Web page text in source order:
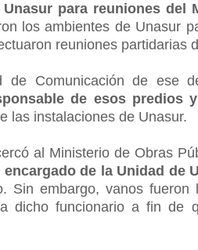
para reuniones del
los ambientes de Unasur
reuniones partidarias
de Comunicación de ese
de esos predios
las instalaciones de Unasur.
al Ministerio de Obras
de la Unidad de
Sin embargo, vanos
dicho funcionario a fin de